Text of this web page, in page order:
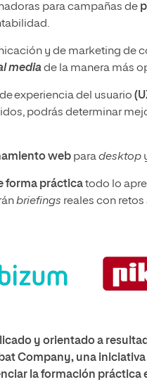
para campañas de
y de marketing de
mediade la manera más
experiencia del usuario
podrás determinar
web paradesktop
forma prácticatodo lo
briefings reales con retos
y orientado a
Company, una
la formación práctica